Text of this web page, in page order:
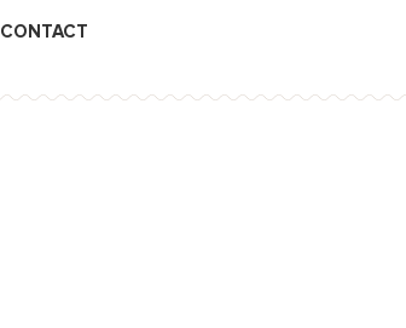
CONTACT